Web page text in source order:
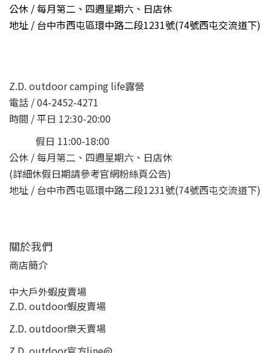
公休 / 每月第二、四週星期六、日店休
地址 / 台中市西屯區環中路二段1231號(74號西屯交流道下)
Z.D. outdoor camping life露營
電話 / 04-2452-4271
時間 / 平日 12:30-20:00
假日 11:00-18:00
公休 / 每月第二、四週星期六、日店休
(詳細休假日期請參考官網粉絲頁公告)
地址 / 台中市西屯區環中路二段1231號(74號西屯交流道下)
關於我們
商店簡介
中大戶外蝦皮賣場
Z.D. outdoor蝦皮賣場
Z.D. outdoor樂天賣場